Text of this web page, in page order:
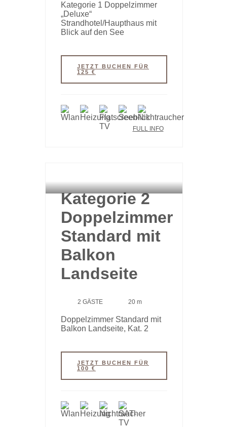
Kategorie 1 Doppelzimmer
„Deluxe“
Strandhotel/Haupthaus mit
Blick auf den See
JETZT BUCHEN FÜR
125 €
FULL INFO
Kategorie 2
Doppelzimmer
Standard mit
Balkon
Landseite
2 GÄSTE 20 m
Doppelzimmer Standard mit
Balkon Landseite, Kat. 2
JETZT BUCHEN FÜR
100 €